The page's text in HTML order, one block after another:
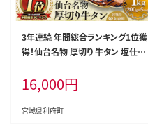
3年連続 年間総合ランキング1位獲
得！仙台名物 厚切り 牛タン 塩仕込
ス 塩味 [牛タン タン塩 希少 部位
タン中 タン元 塩ダレ タレ 小分け
仙台 名物 厚切 肉厚 おいしい 美味
16,000円
宮城県利府町